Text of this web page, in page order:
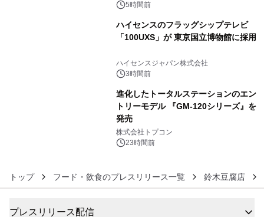
5時間前
ハイセンスのフラッグシップテレビ
「100UXS」が 東京国立博物館に採用
ハイセンスジャパン株式会社
3時間前
進化したトータルステーションのエン
トリーモデル 『GM-120シリーズ』を
発売
株式会社トプコン
23時間前
トップ フード・飲食のプレスリリース一覧 鈴木豆腐店
プレスリリース配信